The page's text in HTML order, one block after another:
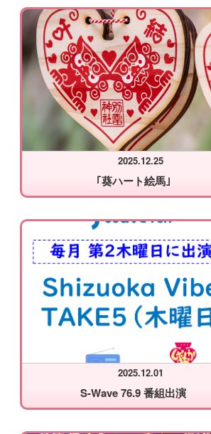
2025.12.25
｢葵ハート絵馬｣
2025.12.01
S-Wave 76.9 番組出演